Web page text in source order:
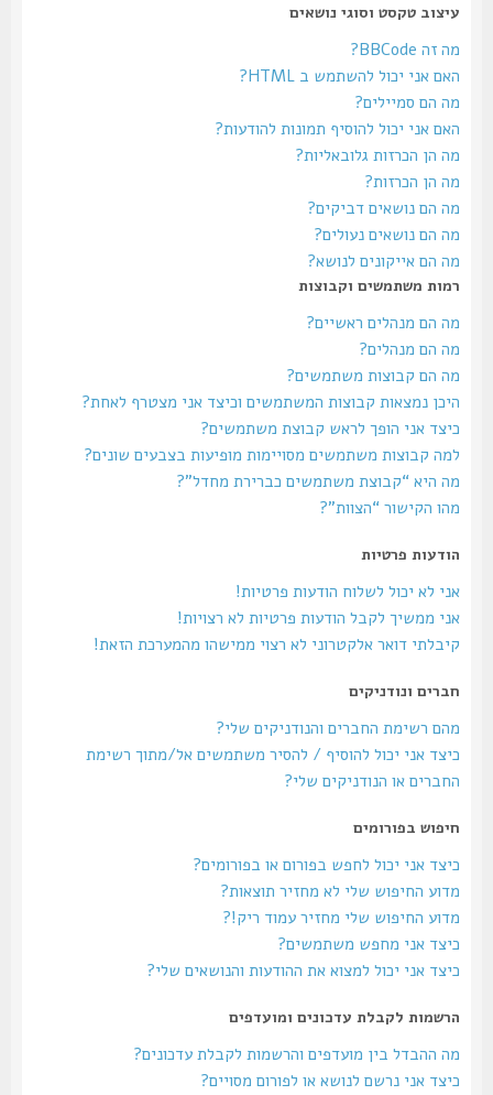
עיצוב טקסט וסוגי נושאים
מה זה BBCode?
האם אני יכול להשתמש ב HTML?
מה הם סמיילים?
האם אני יכול להוסיף תמונות להודעות?
מה הן הכרזות גלובאליות?
מה הן הכרזות?
מה הם נושאים דביקים?
מה הם נושאים נעולים?
מה הם אייקונים לנושא?
רמות משתמשים וקבוצות
מה הם מנהלים ראשיים?
מה הם מנהלים?
מה הם קבוצות משתמשים?
היכן נמצאות קבוצות המשתמשים וכיצד אני מצטרף לאחת?
כיצד אני הופך לראש קבוצת משתמשים?
למה קבוצות משתמשים מסויימות מופיעות בצבעים שונים?
מה היא “קבוצת משתמשים כברירת מחדל”?
מהו הקישור “הצוות”?
הודעות פרטיות
אני לא יכול לשלוח הודעות פרטיות!
אני ממשיך לקבל הודעות פרטיות לא רצויות!
קיבלתי דואר אלקטרוני לא רצוי ממישהו מהמערכת הזאת!
חברים ונודניקים
מהם רשימת החברים והנודניקים שלי?
כיצד אני יכול להוסיף / להסיר משתמשים אל/מתוך רשימת
החברים או הנודניקים שלי?
חיפוש בפורומים
כיצד אני יכול לחפש בפורום או בפורומים?
מדוע החיפוש שלי לא מחזיר תוצאות?
מדוע החיפוש שלי מחזיר עמוד ריק!?
כיצד אני מחפש משתמשים?
כיצד אני יכול למצוא את ההודעות והנושאים שלי?
הרשמות לקבלת עדכונים ומועדפים
מה ההבדל בין מועדפים והרשמות לקבלת עדכונים?
כיצד אני נרשם לנושא או לפורום מסויים?